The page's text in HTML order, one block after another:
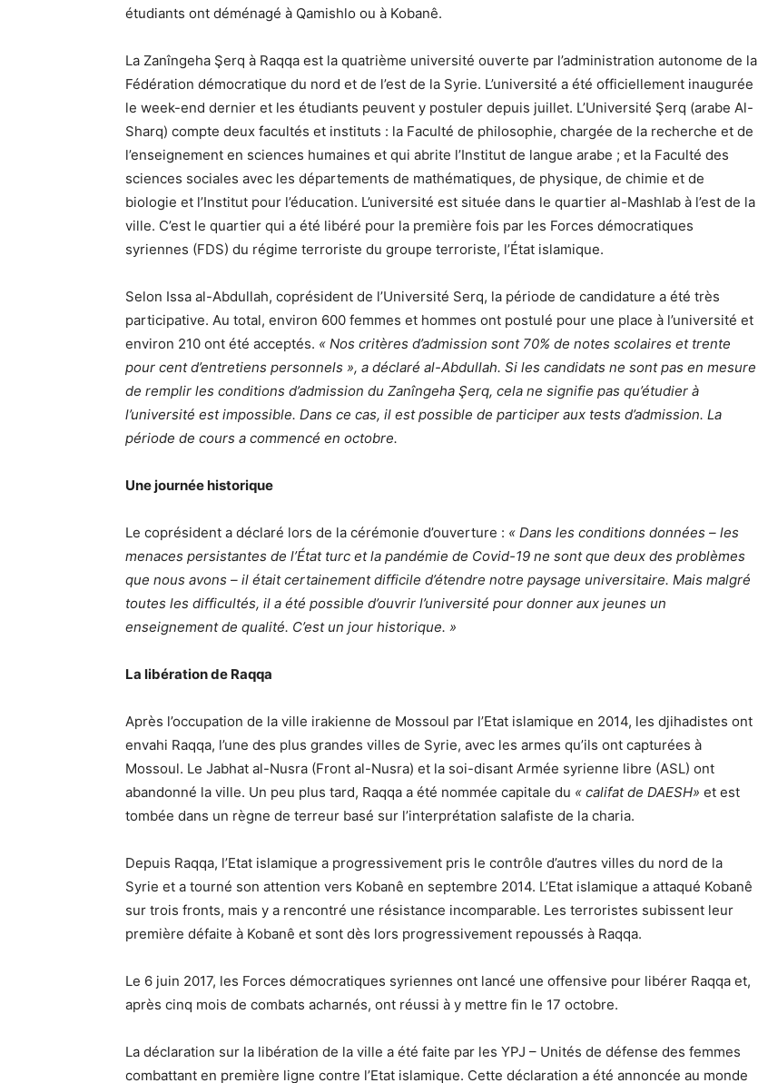
étudiants ont déménagé à Qamishlo ou à Kobanê.
La Zanîngeha Şerq à Raqqa est la quatrième université ouverte par l’administration autonome de la
Fédération démocratique du nord et de l’est de la Syrie. L’université a été officiellement inaugurée
le week-end dernier et les étudiants peuvent y postuler depuis juillet. L’Université Şerq (arabe Al-
Sharq) compte deux facultés et instituts : la Faculté de philosophie, chargée de la recherche et de
l’enseignement en sciences humaines et qui abrite l’Institut de langue arabe ; et la Faculté des
sciences sociales avec les départements de mathématiques, de physique, de chimie et de
biologie et l’Institut pour l’éducation. L’université est située dans le quartier al-Mashlab à l’est de la
ville. C’est le quartier qui a été libéré pour la première fois par les Forces démocratiques
syriennes (FDS) du régime terroriste du groupe terroriste, l’État islamique.
Selon Issa al-Abdullah, coprésident de l’Université Serq, la période de candidature a été très
participative. Au total, environ 600 femmes et hommes ont postulé pour une place à l’université et
environ 210 ont été acceptés. « Nos critères d’admission sont 70% de notes scolaires et trente
pour cent d’entretiens personnels », a déclaré al-Abdullah. Si les candidats ne sont pas en mesure
de remplir les conditions d’admission du Zanîngeha Şerq, cela ne signifie pas qu’étudier à
l’université est impossible. Dans ce cas, il est possible de participer aux tests d’admission. La
période de cours a commencé en octobre.
Une journée historique
Le coprésident a déclaré lors de la cérémonie d’ouverture : « Dans les conditions données – les
menaces persistantes de l’État turc et la pandémie de Covid-19 ne sont que deux des problèmes
que nous avons – il était certainement difficile d’étendre notre paysage universitaire. Mais malgré
toutes les difficultés, il a été possible d’ouvrir l’université pour donner aux jeunes un
enseignement de qualité. C’est un jour historique. »
La libération de Raqqa
Après l’occupation de la ville irakienne de Mossoul par l’Etat islamique en 2014, les djihadistes ont
envahi Raqqa, l’une des plus grandes villes de Syrie, avec les armes qu’ils ont capturées à
Mossoul. Le Jabhat al-Nusra (Front al-Nusra) et la soi-disant Armée syrienne libre (ASL) ont
abandonné la ville. Un peu plus tard, Raqqa a été nommée capitale du « califat de DAESH» et est
tombée dans un règne de terreur basé sur l’interprétation salafiste de la charia.
Depuis Raqqa, l’Etat islamique a progressivement pris le contrôle d’autres villes du nord de la
Syrie et a tourné son attention vers Kobanê en septembre 2014. L’Etat islamique a attaqué Kobanê
sur trois fronts, mais y a rencontré une résistance incomparable. Les terroristes subissent leur
première défaite à Kobanê et sont dès lors progressivement repoussés à Raqqa.
Le 6 juin 2017, les Forces démocratiques syriennes ont lancé une offensive pour libérer Raqqa et,
après cinq mois de combats acharnés, ont réussi à y mettre fin le 17 octobre.
La déclaration sur la libération de la ville a été faite par les YPJ – Unités de défense des femmes
combattant en première ligne contre l’Etat islamique. Cette déclaration a été annoncée au monde